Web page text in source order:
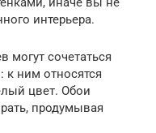
интерьера.
могут сочетаться
к ним относятся
цвет. Обои
продумывая